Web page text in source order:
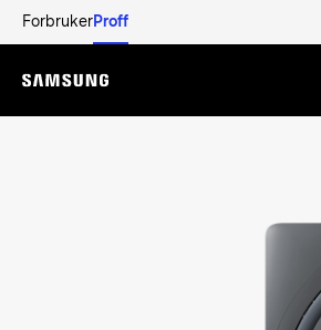
ForbrukerProff
Menu